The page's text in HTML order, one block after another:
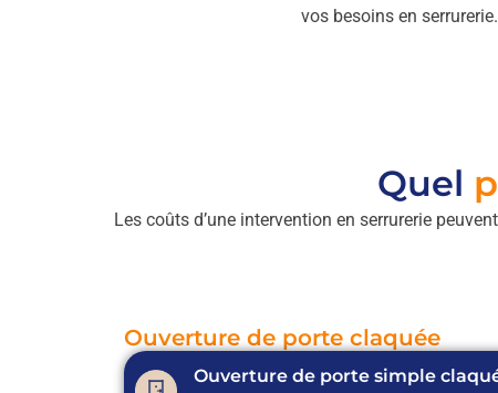
vos besoins en serrurerie.
Quel
Les coûts d’une intervention en serrurerie
Ouverture de porte claquée
Ouverture de porte simple